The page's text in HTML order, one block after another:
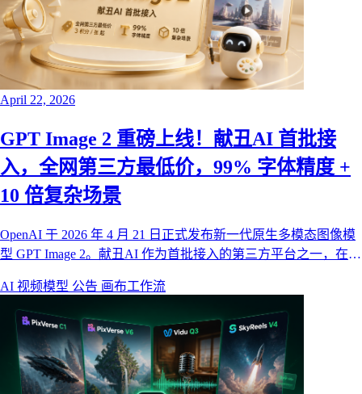
April 22, 2026
GPT Image 2 重磅上线！献丑AI 首批接
入，全网第三方最低价，99% 字体精度 +
10 倍复杂场景
OpenAI 于 2026 年 4 月 21 日正式发布新一代原生多模态图像模
型 GPT Image 2。献丑AI 作为首批接入的第三方平台之一，在官
服务——经济通道最低仅需 3 积分/张。
AI 视频模型 公告 画布工作流